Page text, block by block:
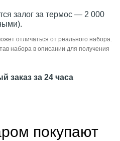
залог за термос — 2 000
отличаться от реального набора.
набора в описании для получения
заказ за 24 часа
покупают